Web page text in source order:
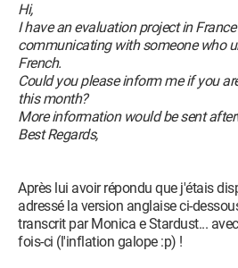
Hi,
I have an evaluation project in
communicating with someone who
French.
Could you please inform me if you
this month?
More information would be sent
Best Regards,
Après lui avoir répondu que j'étais
adressé la version anglaise ci-
transcrit par Monica e Stardust...
fois-ci (l'inflation galope :p) !